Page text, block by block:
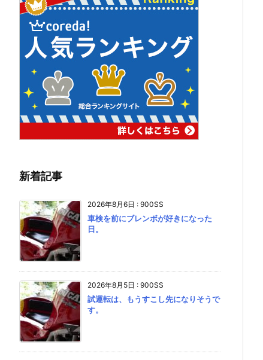
新着記事
2026年8月6日 : 900SS
車検を前にブレンボが好きになった
日。
2026年8月5日 : 900SS
試運転は、もうすこし先になりそうで
す。